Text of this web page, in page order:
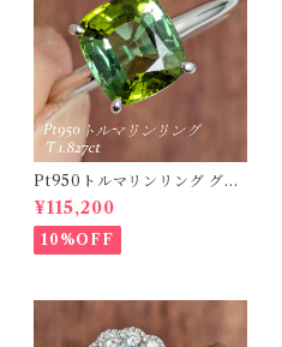
Pt950トルマリンリング グリ
ーントルマリン 1.827ct 【PR
O208635】
¥115,200
10%OFF